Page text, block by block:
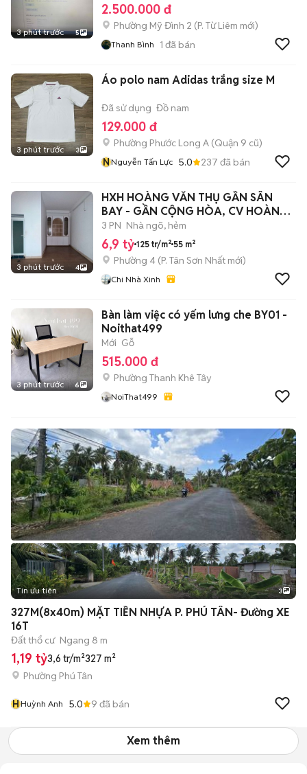
3 phút trước 5
2.500.000 đ
Phường Mỹ Đình 2 (P. Từ Liêm mới)
Thanh Bình 1 đã bán
3 phút trước 3
Áo polo nam Adidas trắng size M
Đã sử dụng Đồ nam
129.000 đ
Phường Phước Long A (Quận 9 cũ)
NNguyễn Tấn Lực 5.0 237 đã bán
3 phút trước 4
HXH HOÀNG VĂN THỤ GẦN SÂN
BAY - GẦN CỘNG HÒA, CV HOÀNG
VĂN THỤ.
3 PN Nhà ngõ, hẻm
6,9 tỷ 125 tr/m² 55 m²
Phường 4 (P. Tân Sơn Nhất mới)
Chi Nhà Xinh
3 phút trước 6
Bàn làm việc có yếm lưng che BY01 -
Noithat499
Mới Gỗ
515.000 đ
Phường Thanh Khê Tây
NoiThat499
Tin ưu tiên 3
327M(8x40m) MẶT TIỀN NHỰA P. PHÚ TÂN- Đường XE
16T
Đất thổ cư Ngang 8 m
1,19 tỷ3,6 tr/m²327 m²
Phường Phú Tân
HHuỳnh Anh 5.0 9 đã bán
Xem thêm